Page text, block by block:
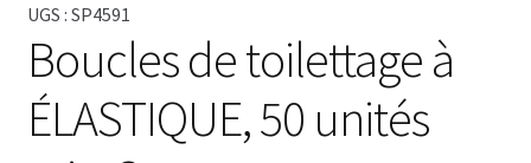
ACCESSOIRE
VENTES
UGS : SP4591
Boucles de toilettage à
ÉLASTIQUE, 50 unités